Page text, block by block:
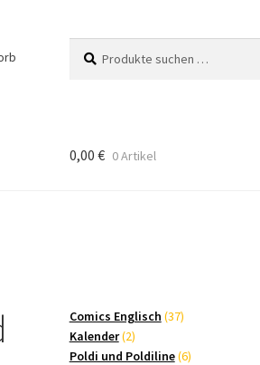
nach:
0,00 € 0 Artikel
Comics Englisch 3737
Kalender 22
Produkte
Poldi und Poldiline 66